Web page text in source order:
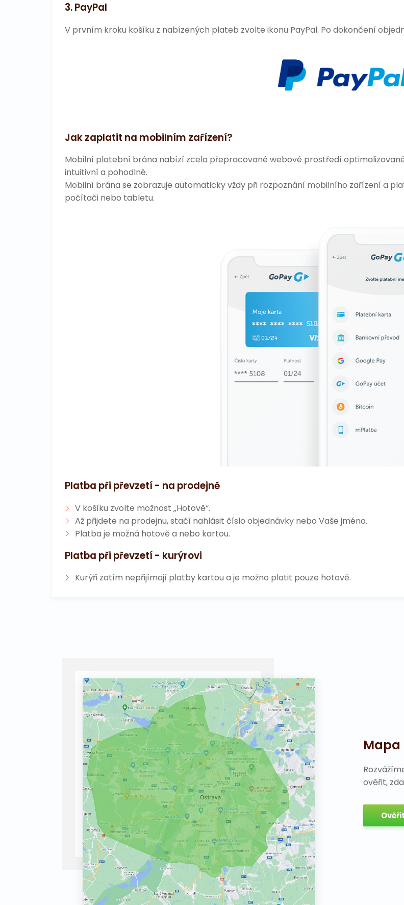
3. PayPal
V prvním kroku košíku z nabízených plateb zvolte ikonu PayPal. Po dokončení
Jak zaplatit na mobilním zařízení?
Mobilní platební brána nabízí zcela přepracované webové prostředí
intuitivní a pohodlné.
Mobilní brána se zobrazuje automaticky vždy při rozpoznání mobilního zařízení a
počítači nebo tabletu.
Platba při převzetí - na prodejně
V košíku zvolte možnost „Hotově“.
Až přijdete na prodejnu, stačí nahlásit číslo objednávky nebo Vaše jméno.
Platba je možná hotově a nebo kartou.
Platba při převzetí - kurýrovi
Kurýři zatím nepřijímají platby kartou a je možno platit pouze hotově.
Mapa
ověřit,